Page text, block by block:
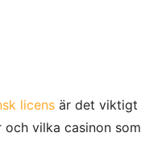
licensär det viktigt
vilka casinon som